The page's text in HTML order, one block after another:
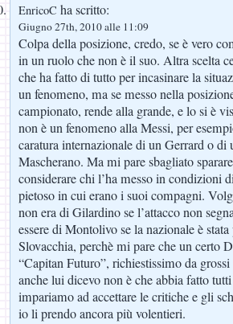
EnricoC ha scritto:
Giugno 27th, 2010 alle 11:09
Colpa della posizione, credo, se è vero
in un ruolo che non è il suo. Altra scelta
che ha fatto di tutto per incasinare la
un fenomeno, ma se messo nella
campionato, rende alla grande, e lo si è
non è un fenomeno alla Messi, per
caratura internazionale di un Gerrard o
Mascherano. Ma mi pare sbagliato
considerare chi l’ha messo in condizioni
pietoso in cui erano i suoi compagni.
non era di Gilardino se l’attacco non
essere di Montolivo se la nazionale è
Slovacchia, perchè mi pare che un certo
“Capitan Futuro”, richiestissimo da
anche lui dicevo non è che abbia fatto
impariamo ad accettare le critiche e gli
io li prendo ancora più volentieri.